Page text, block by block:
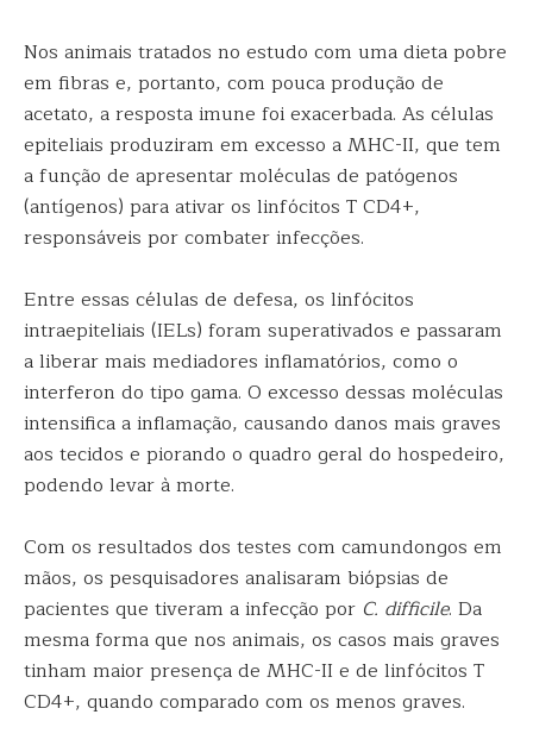
Nos animais tratados no estudo com uma dieta pobre
em fibras e, portanto, com pouca produção de
acetato, a resposta imune foi exacerbada. As células
epiteliais produziram em excesso a MHC-II, que tem
a função de apresentar moléculas de patógenos
(antígenos) para ativar os linfócitos T CD4+,
responsáveis por combater infecções.
Entre essas células de defesa, os linfócitos
intraepiteliais (IELs) foram superativados e passaram
a liberar mais mediadores inflamatórios, como o
interferon do tipo gama. O excesso dessas moléculas
intensifica a inflamação, causando danos mais graves
aos tecidos e piorando o quadro geral do hospedeiro,
podendo levar à morte.
Com os resultados dos testes com camundongos em
mãos, os pesquisadores analisaram biópsias de
pacientes que tiveram a infecção por C. difficile. Da
mesma forma que nos animais, os casos mais graves
tinham maior presença de MHC-II e de linfócitos T
CD4+, quando comparado com os menos graves.